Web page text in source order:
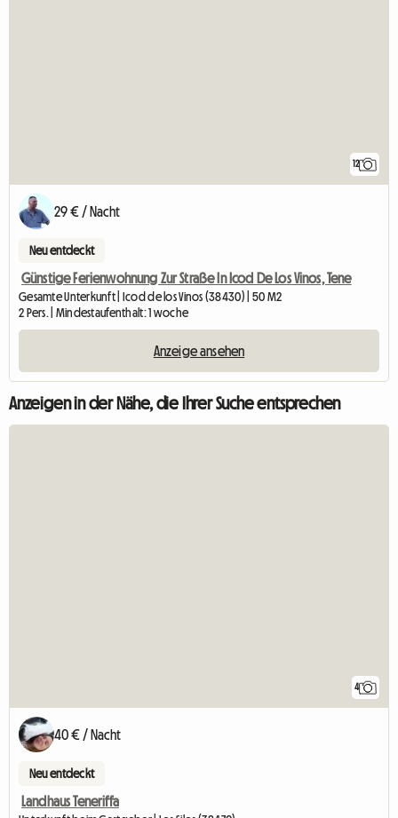
12
29 € / Nacht
Neu entdeckt
Günstige Ferienwohnung Zur Straße In Icod De Los Vinos, Tene
Gesamte Unterkunft | Icod de los Vinos (38430) | 50 M2
2 Pers. | Mindestaufenthalt: 1 woche
Anzeige ansehen
Anzeigen in der Nähe, die Ihrer Suche entsprechen
4
40 € / Nacht
Neu entdeckt
Landhaus Teneriffa